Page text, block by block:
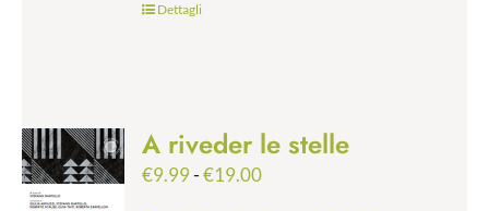
Dettagli
A riveder le stelle
€9.99-€19.00Fascia